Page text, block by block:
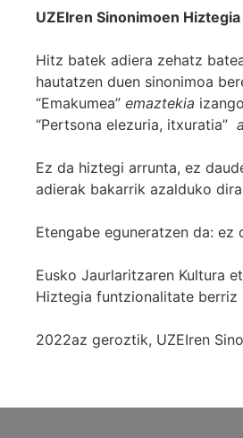
UZEIren Sinonimoen Hiztegia
Hitz batek adiera zehatz
hautatzen duen sinonimoa
“Emakumea” emaztekia
“Pertsona elezuria, itxuratia”
Ez da hiztegi arrunta, ez
adierak bakarrik azalduko
Etengabe eguneratzen da:
Eusko Jaurlaritzaren Kultura
Hiztegia funtzionalitate berriz
2022az geroztik, UZEIren